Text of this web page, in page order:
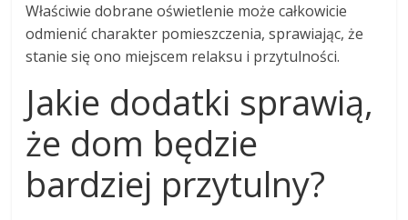
Właściwie dobrane oświetlenie może całkowicie
odmienić charakter pomieszczenia, sprawiając, że
stanie się ono miejscem relaksu i przytulności.
Jakie dodatki sprawią,
że dom będzie
bardziej przytulny?